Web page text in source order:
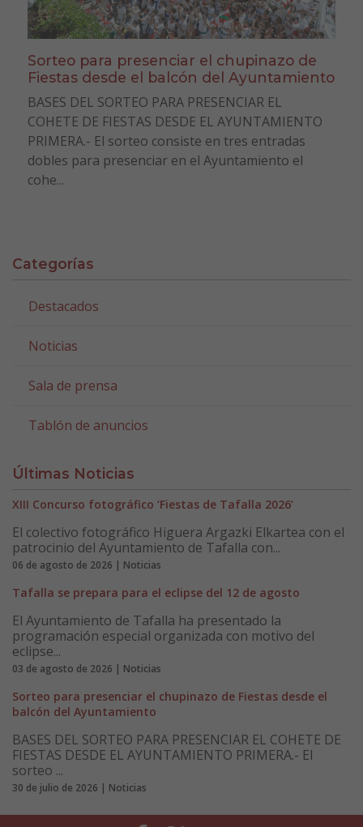
Sorteo para presenciar el chupinazo de
Fiestas desde el balcón del Ayuntamiento
BASES DEL SORTEO PARA PRESENCIAR EL
COHETE DE FIESTAS DESDE EL AYUNTAMIENTO
PRIMERA.- El sorteo consiste en tres entradas
dobles para presenciar en el Ayuntamiento el
cohe...
Categorías
Destacados
Noticias
Sala de prensa
Tablón de anuncios
Últimas Noticias
XIII Concurso fotográfico ‘Fiestas de Tafalla 2026’
El colectivo fotográfico Higuera Argazki Elkartea con el
patrocinio del Ayuntamiento de Tafalla con...
06 de agosto de 2026 | Noticias
Tafalla se prepara para el eclipse del 12 de agosto
El Ayuntamiento de Tafalla ha presentado la
programación especial organizada con motivo del
eclipse...
03 de agosto de 2026 | Noticias
Sorteo para presenciar el chupinazo de Fiestas desde el
balcón del Ayuntamiento
BASES DEL SORTEO PARA PRESENCIAR EL COHETE DE
FIESTAS DESDE EL AYUNTAMIENTO PRIMERA.- El
sorteo ...
30 de julio de 2026 | Noticias